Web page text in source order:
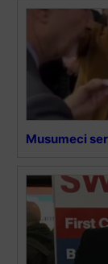
Musumeci